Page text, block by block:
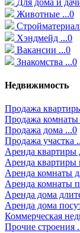
Животные ...0
Хэндмейд ...0
Вакансии ...0
Знакомства ...0
Недвижимость
Продажа
Продажа комнаты
Продажа дома ...0
Продажа участка
Аренда квартиры
Аренда квартиры
Аренда комнаты
Аренда комнаты
Аренда дома
Аренда дома
Коммерческая
Прочие строения